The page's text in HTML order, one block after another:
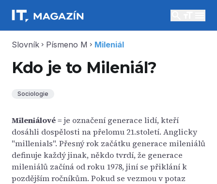
Slovník chevron_right Písmeno M chevron_right Mileniál
Kdo je to Mileniál?
Sociologie
Mileniálové= je označení generace lidí, kteří
dosáhli dospělosti na přelomu 21.století. Anglicky
"millenials". Přesný rok začátku generace mileniálů
definuje každý jinak, někdo tvrdí, že generace
mileniálů začíná od roku 1978, jiní se přiklání k
pozdějším ročníkům. Pokud se vezmou v potaz